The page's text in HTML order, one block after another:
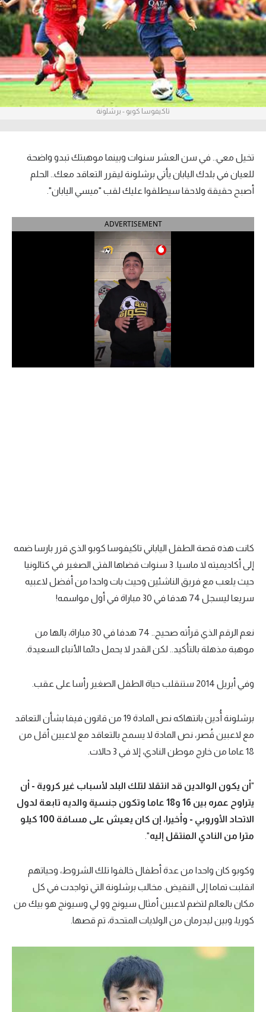
آراء حرة
ركن الألعاب
بطولات
الدوري الإنجليزي الممتاز
الدوري الإسباني
الدوري السعودي للمحترفين
دوري أبطال إفريقيا
سعودي في الجول
الدوري الإنجليزي
الدوري الإسباني
القسم الثاني
أمم إفريقيا
كرة السلة الأمريكية
كرة سلة
كرة طائرة
الوطن العربي
في المونديال
آسيا
أمريكا
ركن الألعاب
تاكيفوسا كوبو - برشلونة
تخيل معي.. في سن العشر سنوات وبينما موهبتك تبدو واضحة
للعيان في بلدك اليابان يأتي برشلونة ليقرر التعاقد معك.. الحلم
أصبح حقيقة ولاحقا سيطلقوا عليك لقب "ميسي اليابان".
ADVERTISEMENT
كانت هذه قصة الطفل الياباني تاكيفوسا كوبو الذي قرر بارسا ضمه
إلى أكاديميته لا ماسيا. 3 سنوات قضاها الفتى الصغير في كتالونيا
حيث يلعب مع فريق الناشئين وحيث بات واحدا من أفضل لاعبيه
سريعا ليسجل 74 هدفا في 30 مباراة في أول مواسمه!
نعم الرقم الذي قرأته صحيح.. 74 هدفا في 30 مباراة، يالها من
موهبة مذهلة بالتأكيد.. لكن القدر لا يحمل دائما الأنباء السعيدة.
وفي أبريل 2014 ستنقلب حياة الطفل الصغير رأسا على عقب.
برشلونة أُدين بانتهاكه نص المادة 19 من قانون فيفا بشأن التعاقد
مع لاعبين قُصر، نص المادة لا يسمح بالتعاقد مع لاعبين أقل من
18 عاما من خارج موطن النادي، إلا في 3 حالات.
"أن يكون الوالدين قد انتقلا لتلك البلد لأسباب غير كروية - أن
يتراوح عمره بين 16 و18 عاما وتكون جنسية والديه تابعة لدول
الاتحاد الأوروبي - وأخيرا، إن كان يعيش على مسافة 100 كيلو
مترا من النادي المنتقل إليه".
وكوبو كان واحدا من عدة أطفال خالفوا تلك الشروط، وحياتهم
انقلبت تماما إلى النقيض. مخالب برشلونة التي تواجدت في كل
مكان بالعالم لتضم لاعبين أمثال سيونج وو لي وسيونج هو بيك من
كوريا، وبين ليدرمان من الولايات المتحدة، تم قصها.